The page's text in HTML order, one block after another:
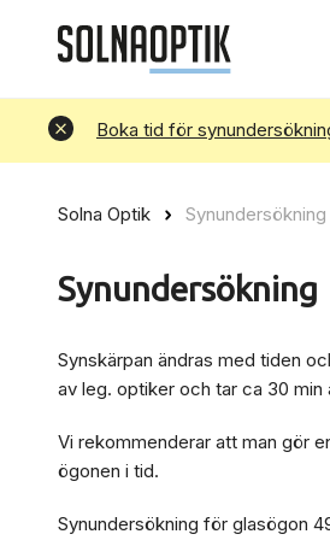
Boka tid för
Avvisa
Solna Optik Synundersökning
Synundersökning
Synskärpan ändras med tiden
av leg. optiker och tar ca 30 min
Vi rekommenderar att man gör
ögonen i tid.
Synundersökning för glasögon